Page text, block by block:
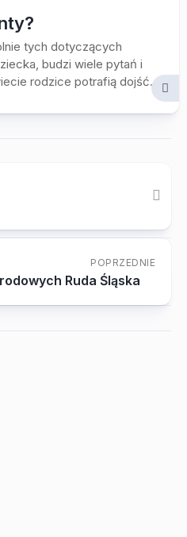
tych dotyczących
budzi wiele pytań i
rodzice potrafią dojść...
POPRZEDNIE
Ruda Śląska